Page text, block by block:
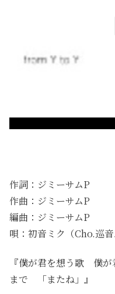
作詞：ジミーサムP
作曲：ジミーサムP
編曲：ジミーサムP
唄：初音ミク（Cho.巡音
『僕が君を想う歌 僕
まで 「またね」』